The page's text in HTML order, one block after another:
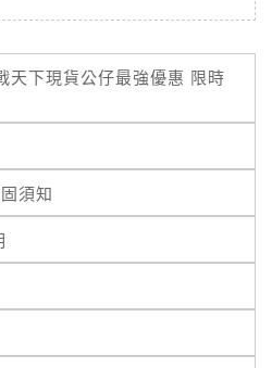
天下現貨公仔最強優惠 限時
須知